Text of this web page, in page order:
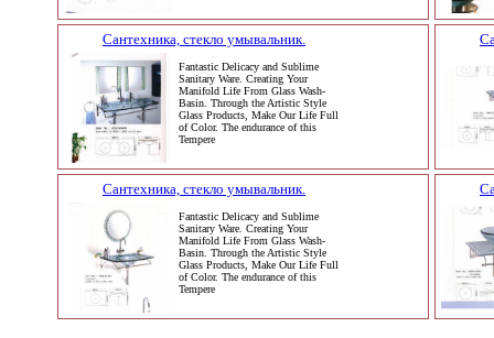
Сантехника, стекло умывальник.
Fantastic Delicacy and Sublime
Sanitary Ware. Creating Your
Manifold Life From Glass Wash-
Basin. Through the Artistic Style
Glass Products, Make Our Life Full
of Color. The endurance of this
Tempere
Сантехника, стекло умывальник.
Fantastic Delicacy and Sublime
Sanitary Ware. Creating Your
Manifold Life From Glass Wash-
Basin. Through the Artistic Style
Glass Products, Make Our Life Full
of Color. The endurance of this
Tempere